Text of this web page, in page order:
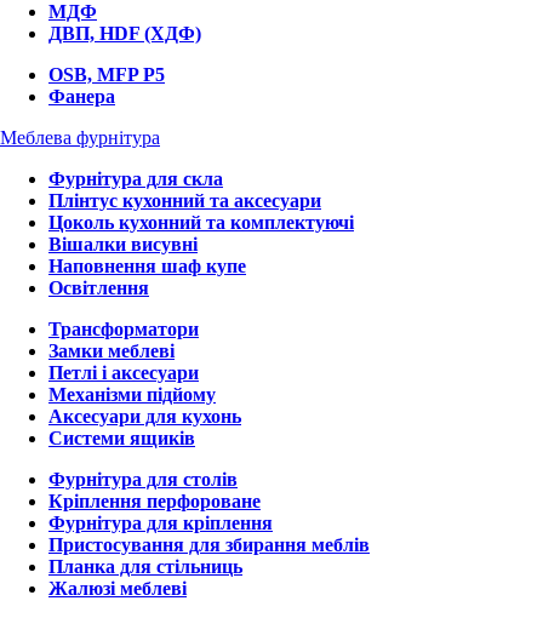
МДФ
ДВП, HDF (ХДФ)
OSB, MFP P5
Фанера
Меблева фурнітура
Фурнітура для скла
Плінтус кухонний та аксесуари
Цоколь кухонний та комплектуючі
Вішалки висувні
Наповнення шаф купе
Освітлення
Трансформатори
Замки меблеві
Петлі і аксесуари
Механізми підйому
Аксесуари для кухонь
Системи ящиків
Фурнітура для столів
Кріплення перфороване
Фурнітура для кріплення
Пристосування для збирання меблів
Планка для стільниць
Жалюзі меблеві